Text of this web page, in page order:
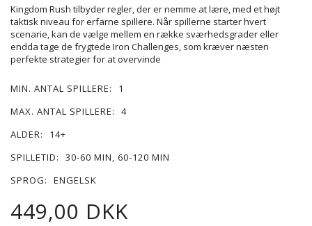
Kingdom Rush tilbyder regler, der er nemme at lære, med et højt
taktisk niveau for erfarne spillere. Når spillerne starter hvert
scenarie, kan de vælge mellem en række sværhedsgrader eller
endda tage de frygtede Iron Challenges, som kræver næsten
perfekte strategier for at overvinde
MIN. ANTAL SPILLERE:
1
MAX. ANTAL SPILLERE:
4
ALDER:
14+
SPILLETID:
30-60 MIN, 60-120 MIN
SPROG:
ENGELSK
449,00 DKK